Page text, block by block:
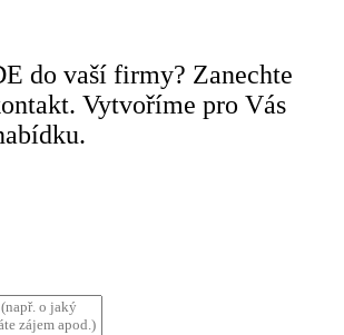
do vaší firmy? Zanechte
Vytvoříme pro Vás